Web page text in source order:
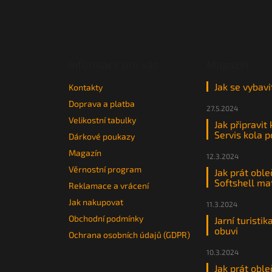
Kontakty
Doprava a platba
Velikostní tabulky
Dárkové poukazy
Magazín
Věrnostní program
Reklamace a vrácení
Jak nakupovat
Obchodní podmínky
Ochrana osobních údajů (GDPR)
Jak se
27.5.2024
Jak připravit
Servis kola
12.3.2024
Jak prát
Softshell
11.3.2024
Jarní
obuvi
10.3.2024
Jak prát